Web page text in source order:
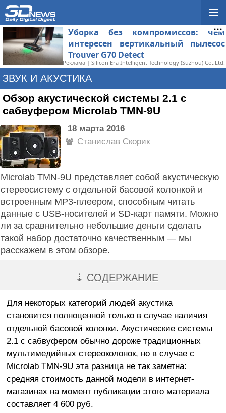
Уборка без компромиссов: чем
интересен вертикальный пылесос
Trouver G70 Detect
Реклама | Silicon Era Intelligent Technology (Suzhou) Co.,Ltd.
ЗВУК И АКУСТИКА
Обзор акустической системы 2.1 с
сабвуфером Microlab TMN-9U
18 марта 2016
Станислав Скорик
Microlab TMN-9U представляет собой акустическую
стереосистему с отдельной басовой колонкой и
встроенным MP3-плеером, способным читать
данные с USB-носителей и SD-карт памяти. Можно
ли за сравнительно небольшие деньги сделать
такой набор достаточно качественным — мы
расскажем в этом обзоре.
⇣ СОДЕРЖАНИЕ
Для некоторых категорий людей акустика
становится полноценной только в случае наличия
отдельной басовой колонки. Акустические системы
2.1 с сабвуфером обычно дороже традиционных
мультимедийных стереоколонок, но в случае с
Microlab TMN-9U эта разница не так заметна:
средняя стоимость данной модели в интернет-
магазинах на момент публикации этого материала
составляет 4 600 руб.